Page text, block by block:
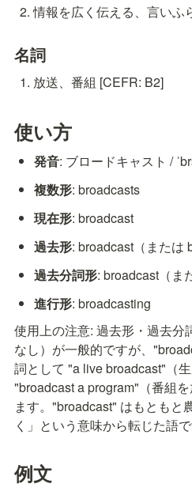
情報を広く伝える、言いふ
名詞
放送、番組 [CEFR: B2]
使い方
発音: ブロードキャスト /
複数形: broadcasts
現在形: broadcast
過去形: broadcast（または
過去分詞形: broadcast（ま
進行形: broadcasting
使用上の注意: 過去形・過去分
なし）が一般的ですが、
詞として "a live broadcast"（
"broadcast a program"（番組
ます。"broadcast" はもともと
く」という意味から転じた語で
例文